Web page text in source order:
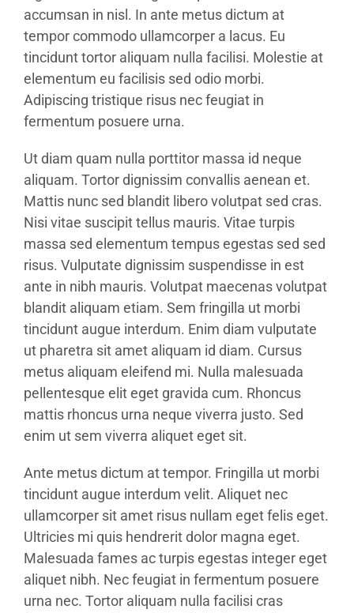
accumsan in nisl. In ante metus dictum at
tempor commodo ullamcorper a lacus. Eu
tincidunt tortor aliquam nulla facilisi. Molestie at
elementum eu facilisis sed odio morbi.
Adipiscing tristique risus nec feugiat in
fermentum posuere urna.
Ut diam quam nulla porttitor massa id neque
aliquam. Tortor dignissim convallis aenean et.
Mattis nunc sed blandit libero volutpat sed cras.
Nisi vitae suscipit tellus mauris. Vitae turpis
massa sed elementum tempus egestas sed sed
risus. Vulputate dignissim suspendisse in est
ante in nibh mauris. Volutpat maecenas volutpat
blandit aliquam etiam. Sem fringilla ut morbi
tincidunt augue interdum. Enim diam vulputate
ut pharetra sit amet aliquam id diam. Cursus
metus aliquam eleifend mi. Nulla malesuada
pellentesque elit eget gravida cum. Rhoncus
mattis rhoncus urna neque viverra justo. Sed
enim ut sem viverra aliquet eget sit.
Ante metus dictum at tempor. Fringilla ut morbi
tincidunt augue interdum velit. Aliquet nec
ullamcorper sit amet risus nullam eget felis eget.
Ultricies mi quis hendrerit dolor magna eget.
Malesuada fames ac turpis egestas integer eget
aliquet nibh. Nec feugiat in fermentum posuere
urna nec. Tortor aliquam nulla facilisi cras